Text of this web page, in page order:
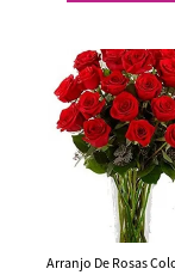
Arranjo De Rosas